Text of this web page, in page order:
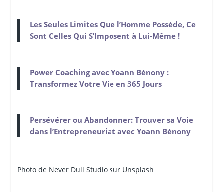
Les Seules Limites Que l’Homme Possède, Ce
Sont Celles Qui S’Imposent à Lui-Même !
Power Coaching avec Yoann Bénony :
Transformez Votre Vie en 365 Jours
Persévérer ou Abandonner: Trouver sa Voie
dans l’Entrepreneuriat avec Yoann Bénony
Photo de Never Dull Studio sur Unsplash